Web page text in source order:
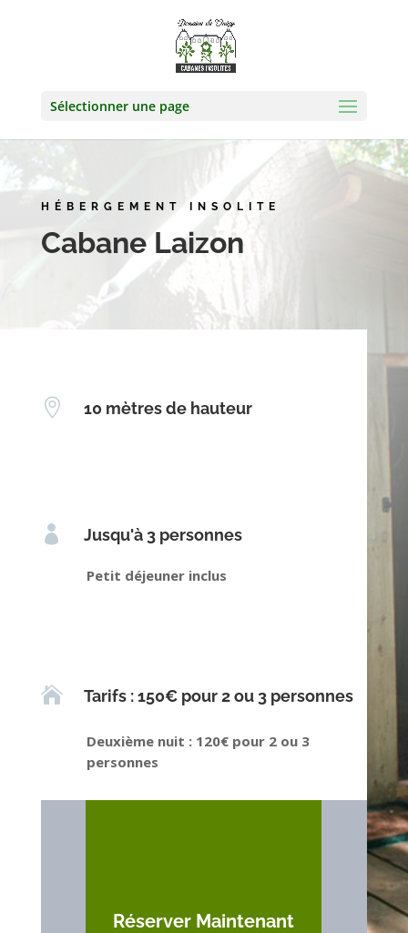
Sélectionner une page
HÉBERGEMENT INSOLITE
Cabane Laizon
 10 mètres de hauteur
 Jusqu'à 3 personnes
Petit déjeuner inclus
 Tarifs : 150€ pour 2 ou 3 personnes
Deuxième nuit : 120€ pour 2 ou 3
personnes
Réserver Maintenant